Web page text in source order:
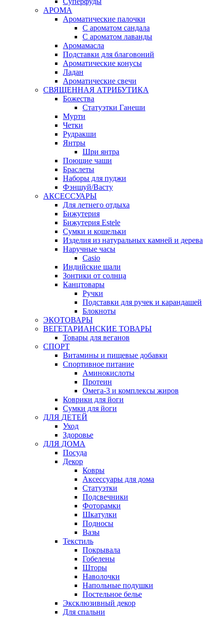
АРОМА
Ароматические палочки
С ароматом сандала
С ароматом лаванды
Аромамасла
Подставки для благовоний
Ароматические конусы
Ладан
Ароматические свечи
СВЯЩЕННАЯ АТРИБУТИКА
Божества
Статуэтки Ганеши
Мурти
Четки
Рудракши
Янтры
Шри янтра
Поющие чаши
Браслеты
Наборы для пуджи
Фэншуй/Васту
АКСЕССУАРЫ
Для летнего отдыха
Бижутерия
Бижутерия Estele
Сумки и кошельки
Изделия из натуральных камней и дерева
Наручные часы
Casio
Индийские шали
Зонтики от солнца
Канцтовары
Ручки
Подставки для ручек и карандашей
Блокноты
ЭКОТОВАРЫ
ВЕГЕТАРИАНСКИЕ ТОВАРЫ
Товары для веганов
СПОРТ
Витамины и пищевые добавки
Спортивное питание
Аминокислоты
Протеин
Омега-3 и комплексы жиров
Коврики для йоги
Сумки для йоги
ДЛЯ ДЕТЕЙ
Уход
Здоровье
ДЛЯ ДОМА
Посуда
Декор
Ковры
Аксессуары для дома
Статуэтки
Подсвечники
Фоторамки
Шкатулки
Подносы
Вазы
Текстиль
Покрывала
Гобелены
Шторы
Наволочки
Напольные подушки
Постельное белье
Эксклюзивный декор
Для спальни